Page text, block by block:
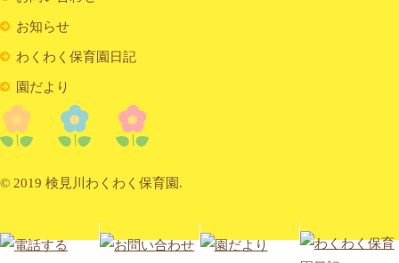
お知らせ
わくわく保育園日記
園だより
© 2019 検見川わくわく保育園.